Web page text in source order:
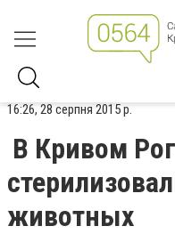
16:26, 28 серпня 2015 р.
В Кривом
животных